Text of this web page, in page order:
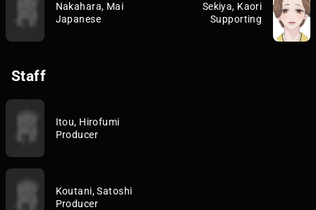
Nakahara, Mai
Japanese
Sekiya, Kaori
Supporting
Staff
Itou, Hirofumi
Producer
Koutani, Satoshi
Producer